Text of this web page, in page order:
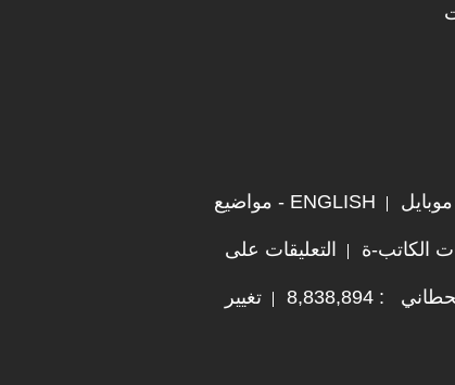
ENGLISH - مواضيع
الكاتب-ة
التعليقات على
: 8,838,894
تغيير